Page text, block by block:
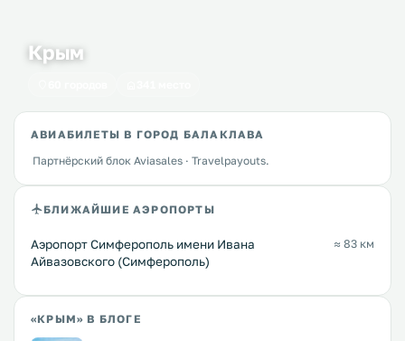
Крым
АВИАБИЛЕТЫ В ГОРОД БАЛАКЛАВА
Партнёрский блок Aviasales · Travelpayouts.
БЛИЖАЙШИЕ АЭРОПОРТЫ
Аэропорт Симферополь имени Ивана
Айвазовского (Симферополь)
≈ 83 км
«КРЫМ» В БЛОГЕ